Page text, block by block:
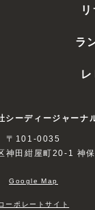
ラ
シーディージャーナ
〒101-0035
神田紺屋町20-1 神
Google Map
ーポレートサイト